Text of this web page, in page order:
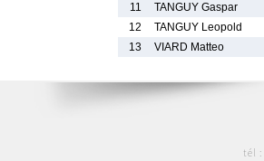
11
TANGUY Gaspar
12
TANGUY Leopold
13
VIARD Matteo
tél :